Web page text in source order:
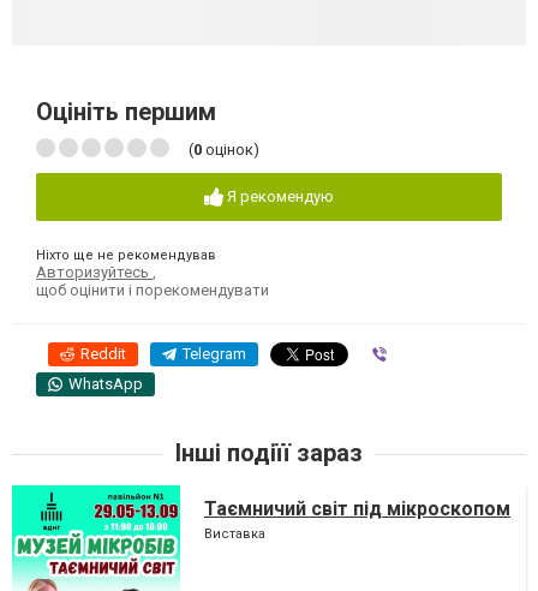
Оцініть першим
(0 оцінок)
Я рекомендую
Ніхто ще не рекомендував
Авторизуйтесь ,
щоб оцінити і порекомендувати
Reddit Telegram
WhatsApp
Інші подіїї зараз
Таємничий світ під мікроскопом
Виставка